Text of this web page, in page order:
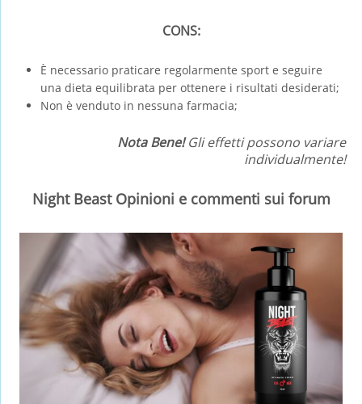
CONS:
È necessario praticare regolarmente sport e seguire
una dieta equilibrata per ottenere i risultati desiderati;
Non è venduto in nessuna farmacia;
Nota Bene!Gli effetti possono variare
individualmente!
Night Beast Opinioni e commenti sui forum